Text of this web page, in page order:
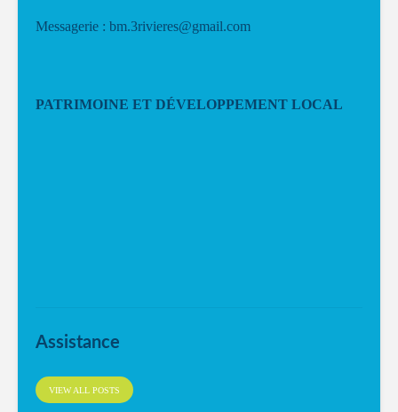
Messagerie : bm.3rivieres@gmail.com
PATRIMOINE ET DÉVELOPPEMENT LOCAL
Assistance
VIEW ALL POSTS